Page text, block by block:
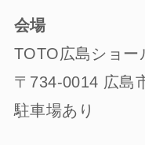
会場
TOTO広島ショー
〒734-0014 広島
駐車場あり